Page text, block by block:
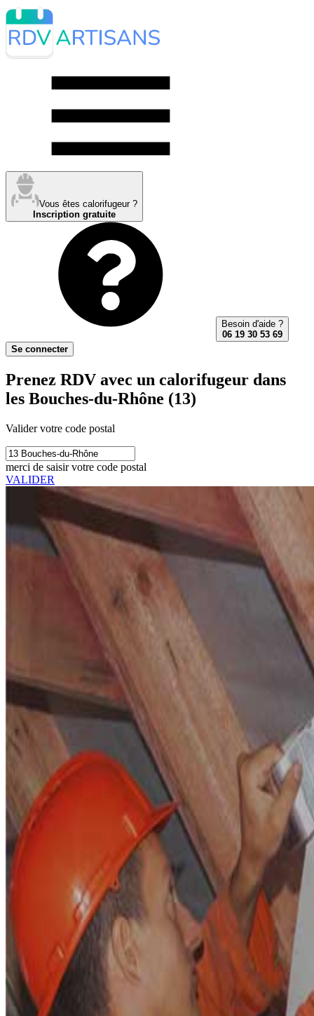
Vous êtes calorifugeur ?
Inscription gratuite
Besoin d'aide ?
06 19 30 53 69
Se connecter
Prenez RDV avec un calorifugeur dans
les Bouches-du-Rhône (13)
Valider votre code postal
merci de saisir votre code postal
VALIDER